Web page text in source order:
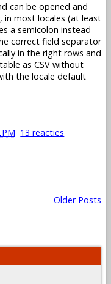
can be opened and
in most locales (at least
a semicolon instead
correct field separator
in the right rows and
as CSV without
the locale default
PM 13 reacties
Older Posts